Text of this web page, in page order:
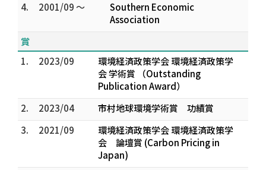
4.
2001/09 ～
Southern Economic
Association
賞
1.
2023/09
環境経済政策学会 環境経済政策学
会 学術賞 （Outstanding
Publication Award）
2.
2023/04
市村地球環境学術賞 功績賞
3.
2021/09
環境経済政策学会 環境経済政策学
会 論壇賞 (Carbon Pricing in
Japan)